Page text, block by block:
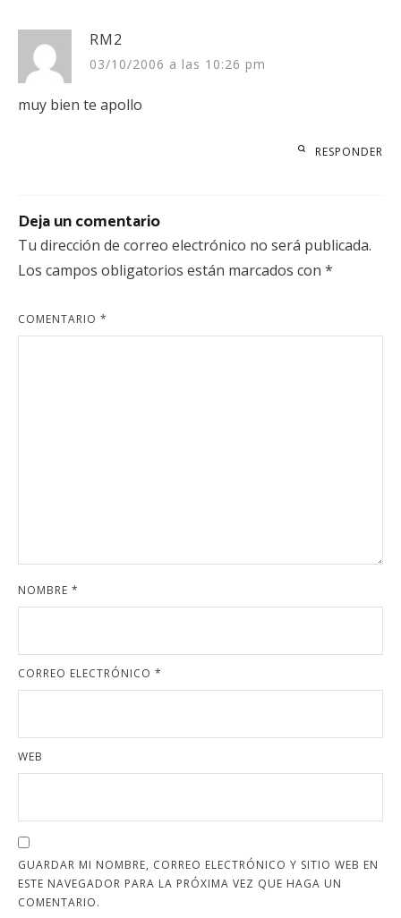
RM2
03/10/2006 a las 10:26 pm
muy bien te apollo
RESPONDER
Deja un comentario
Tu dirección de correo electrónico no será publicada.
Los campos obligatorios están marcados con *
COMENTARIO *
NOMBRE *
CORREO ELECTRÓNICO *
WEB
GUARDAR MI NOMBRE, CORREO ELECTRÓNICO Y SITIO WEB EN
ESTE NAVEGADOR PARA LA PRÓXIMA VEZ QUE HAGA UN
COMENTARIO.